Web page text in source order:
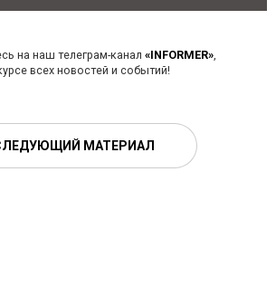
на наш телеграм-канал «INFORMER»
всех новостей и событий!
МАТЕРИАЛ